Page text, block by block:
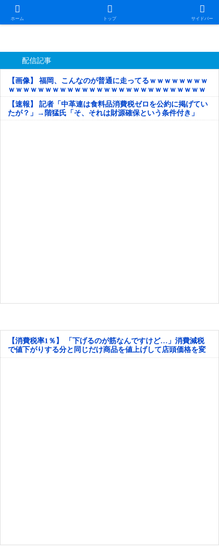
ホーム トップ サイドバー
日本第一！ニュース録
配信記事
【画像】 福岡、こんなのが普通に走ってるｗｗｗｗｗｗｗｗ
ｗｗｗｗｗｗｗｗｗｗｗｗｗｗｗｗｗｗｗｗｗｗｗｗｗｗｗ
ｗｗｗｗｗ
【速報】 記者「中革連は食料品消費税ゼロを公約に掲げてい
たが？」→階猛氏「そ、それは財源確保という条件付き」
【消費税率1％】 「下げるのが筋なんですけど…」消費減税
で値下がりする分と同じだけ商品を値上げして店頭価格を変
えない店も